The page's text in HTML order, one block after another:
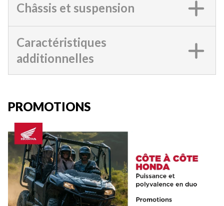
Châssis et suspension
Caractéristiques
additionnelles
PROMOTIONS